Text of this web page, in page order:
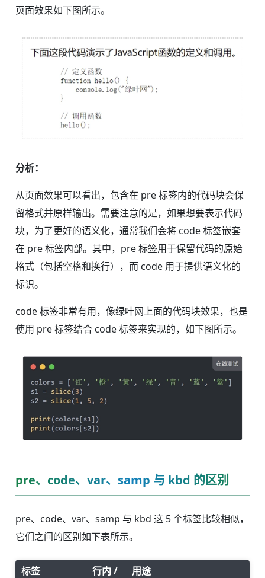
页面效果如下图所示。
分析：
从页面效果可以看出，包含在 pre 标签内的代码块会保
留格式并原样输出。需要注意的是，如果想要表示代码
块，为了更好的语义化，通常我们会将 code 标签嵌套
在 pre 标签内部。其中，pre 标签用于保留代码的原始
格式（包括空格和换行），而 code 用于提供语义化的
标识。
code 标签非常有用，像绿叶网上面的代码块效果，也是
使用 pre 标签结合 code 标签来实现的，如下图所示。
pre、code、var、samp 与 kbd 的区别
pre、code、var、samp 与 kbd 这 5 个标签比较相似，
它们之间的区别如下表所示。
标签
行内 /
用途